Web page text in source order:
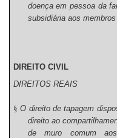
doença em pessoa da
subsidiária aos membros
DIREITO CIVIL
DIREITOS REAIS
§ O direito de tapagem
direito ao
de muro comum